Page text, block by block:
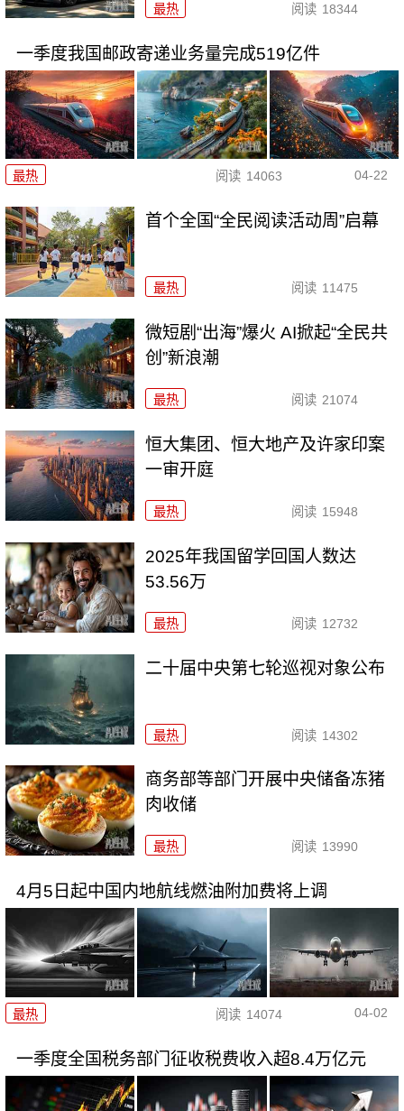
最热 阅读 18344
一季度我国邮政寄递业务量完成519亿件
最热 阅读 14063 04-22
首个全国“全民阅读活动周”启幕
最热 阅读 11475
微短剧“出海”爆火 AI掀起“全民共
创”新浪潮
最热 阅读 21074
恒大集团、恒大地产及许家印案
一审开庭
最热 阅读 15948
2025年我国留学回国人数达
53.56万
最热 阅读 12732
二十届中央第七轮巡视对象公布
最热 阅读 14302
商务部等部门开展中央储备冻猪
肉收储
最热 阅读 13990
4月5日起中国内地航线燃油附加费将上调
最热 阅读 14074 04-02
一季度全国税务部门征收税费收入超8.4万亿元